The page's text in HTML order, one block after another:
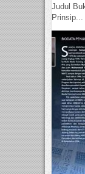
Judul
Prinsip...